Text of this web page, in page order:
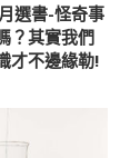
選書-怪奇事
？其實我們
才不邊緣勒!